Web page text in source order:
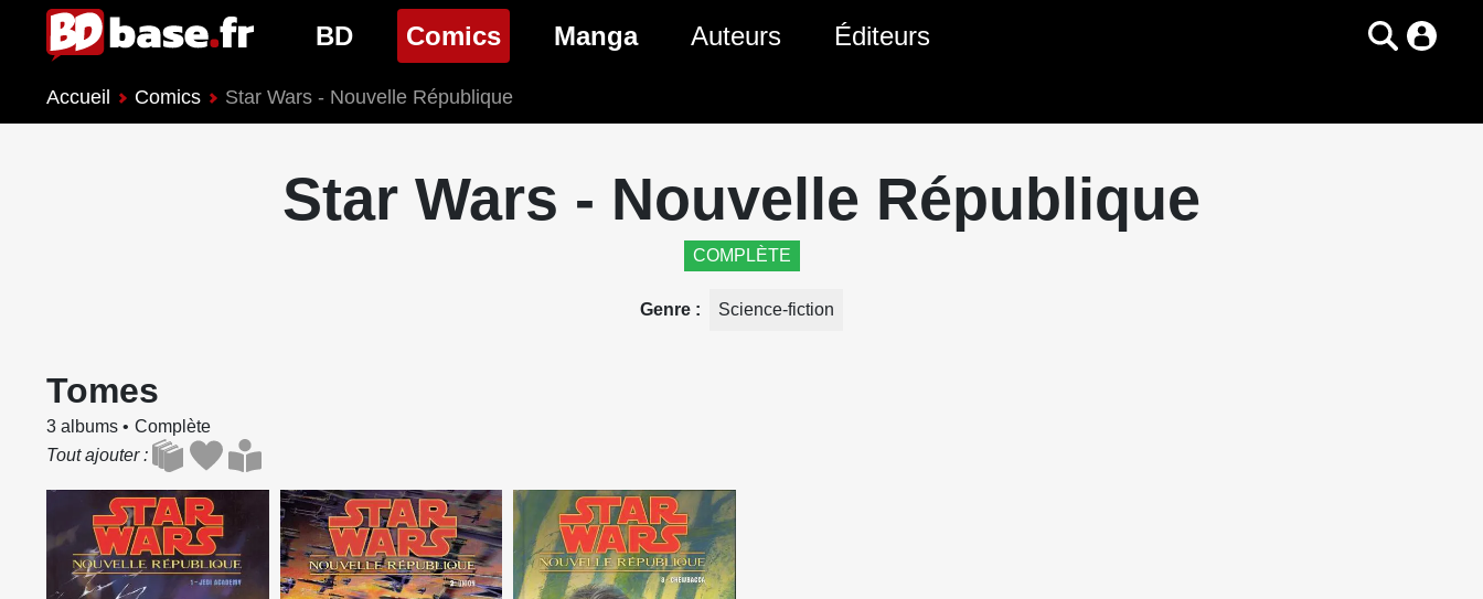
BD
Nouveautés BD
Genres BD
Comics(page courante)
Nouveautés Comics
Genres Comics
Manga
Genres Manga
Auteurs Éditeurs
Accueil Comics Star Wars - Nouvelle République
Star Wars - Nouvelle République
COMPLÈTE
Genre Science-fiction
Tomes
3 albums
Complète
Tout ajouter